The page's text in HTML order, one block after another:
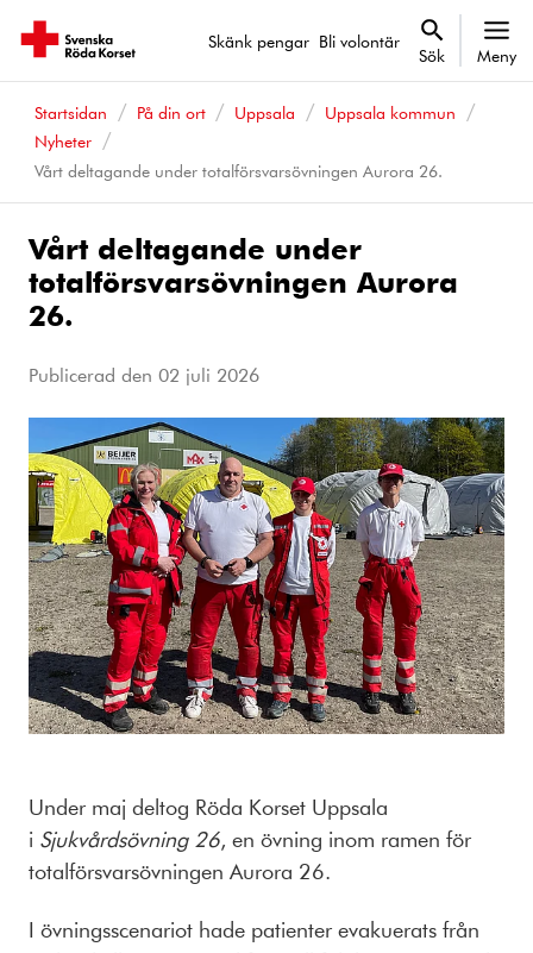
Skänk pengar Bli volontär
Sök Meny
Startsidan På din ort Uppsala
Uppsala kommun
Nyheter
Vårt deltagande under totalförsvarsövningen Aurora 26.
Vårt deltagande under
totalförsvarsövningen Aurora
26.
Publicerad den 02 juli 2026
Under maj deltog Röda Korset Uppsala
i Sjukvårdsövning 26, en övning inom ramen för
totalförsvarsövningen Aurora 26.
I övningsscenariot hade patienter evakuerats från